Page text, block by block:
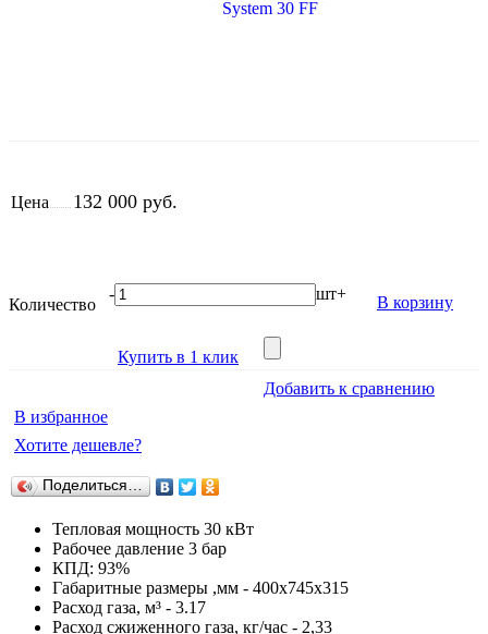
Цена 132 000 руб.
Количество
- шт+ В корзину
Купить в 1 клик
Добавить к сравнению
В избранное
Хотите дешевле?
Поделиться…
Тепловая мощность 30 кВт
Рабочее давление 3 бар
КПД: 93%
Габаритные размеры ,мм - 400x745x315
Расход газа, м³ - 3.17
Расход сжиженного газа, кг/час - 2,33